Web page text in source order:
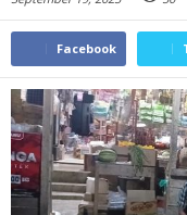
Facebook